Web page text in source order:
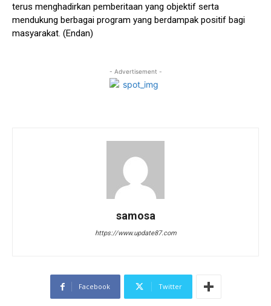
terus menghadirkan pemberitaan yang objektif serta
mendukung berbagai program yang berdampak positif bagi
masyarakat. (Endan)
- Advertisement -
samosa
https://www.update87.com
Facebook Twitter